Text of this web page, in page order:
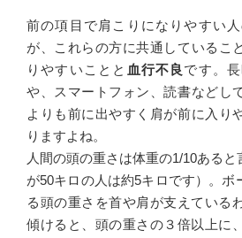
前の項目で肩こりになりやすい
が、これらの方に共通しているこ
りやすいことと 血行不良 です。
や、スマートフォン、読書などし
よりも前に出やすく肩が前に入り
りますよね。
人間の頭の重さは体重の1/10ある
が50キロの人は約5キロです）。ボ
る頭の重さを首や肩が支えている
傾けると、頭の重さの３倍以上に